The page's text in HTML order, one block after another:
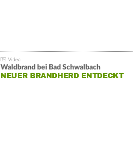
Waldbrand bei Bad Schwalbach
NEUER BRANDHERD ENTDECKT